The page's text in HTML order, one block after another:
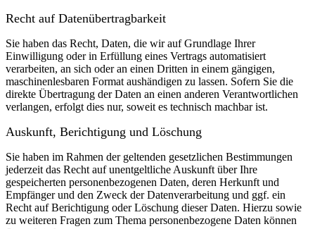
Recht auf Daten­übertrag­barkeit
Sie haben das Recht, Daten, die wir auf Grundlage Ihrer
Einwilligung oder in Erfüllung eines Vertrags automatisiert
verarbeiten, an sich oder an einen Dritten in einem gängigen,
maschinenlesbaren Format aushändigen zu lassen. Sofern Sie die
direkte Übertragung der Daten an einen anderen Verantwortlichen
verlangen, erfolgt dies nur, soweit es technisch machbar ist.
Auskunft, Berichtigung und Löschung
Sie haben im Rahmen der geltenden gesetzlichen Bestimmungen
jederzeit das Recht auf unentgeltliche Auskunft über Ihre
gespeicherten personenbezogenen Daten, deren Herkunft und
Empfänger und den Zweck der Datenverarbeitung und ggf. ein
Recht auf Berichtigung oder Löschung dieser Daten. Hierzu sowie
zu weiteren Fragen zum Thema personenbezogene Daten können